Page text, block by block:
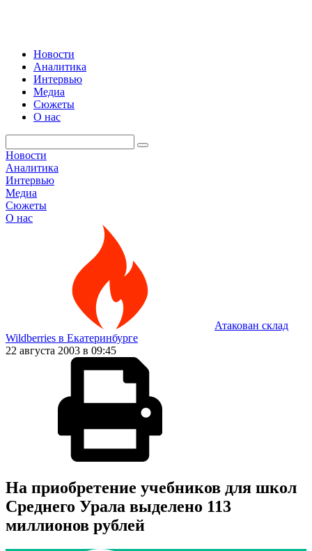
Новости
Аналитика
Интервью
Медиа
Сюжеты
О нас
Новости
Аналитика
Интервью
Медиа
Сюжеты
О нас
Атакован склад
Wildberries в Екатеринбурге
22 августа 2003 в 09:45
На приобретение учебников для школ
Среднего Урала выделено 113
миллионов рублей